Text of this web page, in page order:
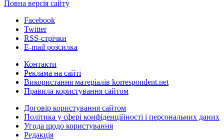
Повна версія сайту
Facebook
Twitter
RSS-стрічки
E-mail розсилка
Контакти
Реклама на сайті
Використання матеріалів korrespondent.net
Правила користування сайтом
Договір користування сайтом
Політика у сфері конфіденційності і персональних даних
Угода щодо користування
Редакція